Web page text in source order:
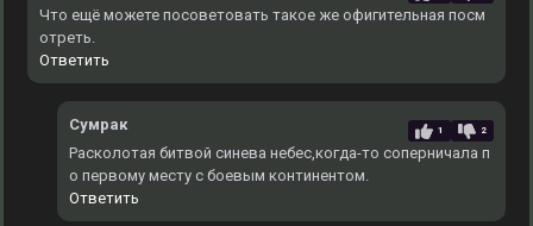
Что ещё можете посоветовать такое же офигительная посм
отреть.
Ответить
Сумрак 1 2
Расколотая битвой синева небес,когда-то соперничала п
о первому месту с боевым континентом.
Ответить